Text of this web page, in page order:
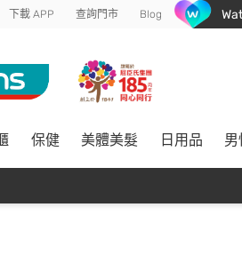
下載 APP 查詢門市 Blog
保健 美體美髮 日用品 男